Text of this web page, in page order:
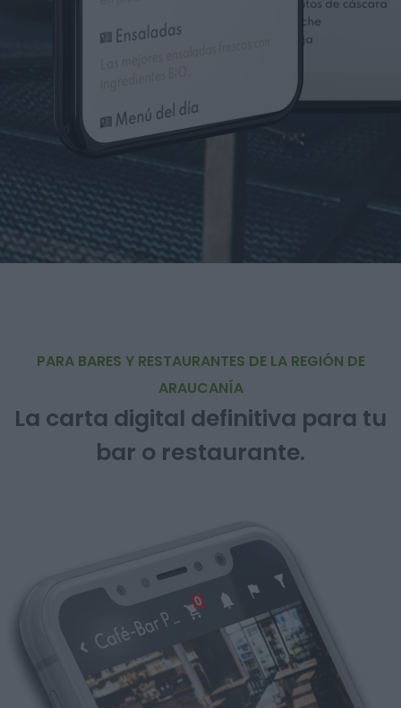
PARA BARES Y RESTAURANTES DE LA REGIÓN DE
ARAUCANÍA
La carta digital definitiva para tu
bar o restaurante.